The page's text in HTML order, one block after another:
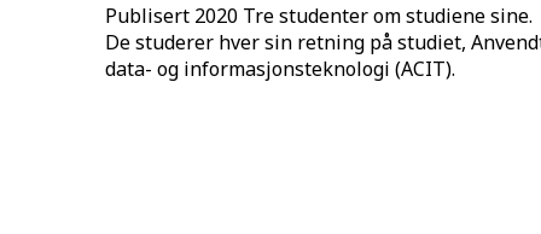
Publisert 2020 Tre studenter om studiene sine.
De studerer hver sin retning på studiet,
data- og informasjonsteknologi (ACIT).